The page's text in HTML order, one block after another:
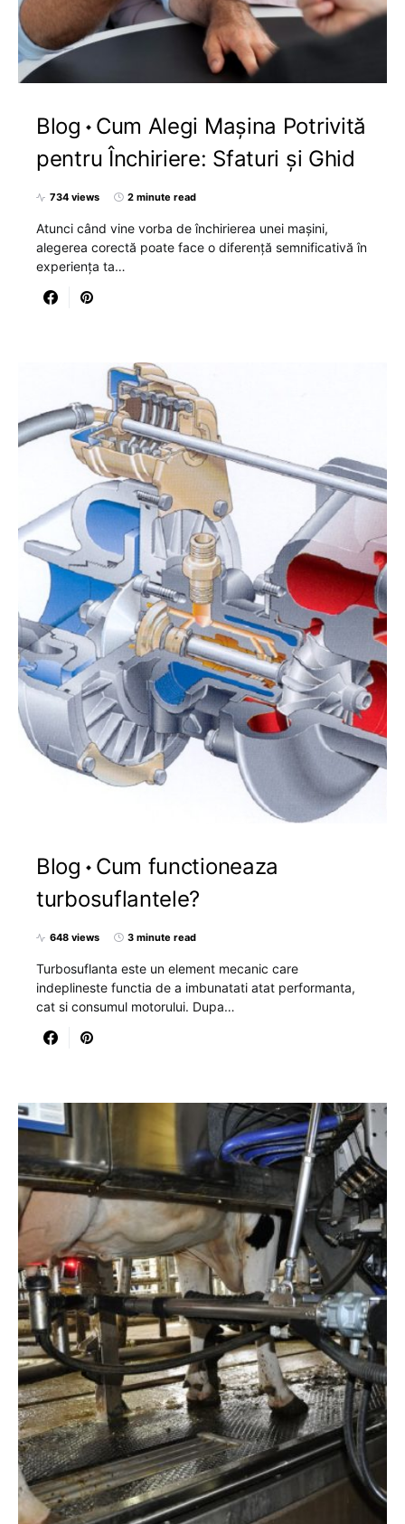
Blog
Cum Alegi Mașina Potrivită
pentru Închiriere: Sfaturi și Ghid
734 views 2 minute read
Atunci când vine vorba de închirierea unei mașini,
alegerea corectă poate face o diferență semnificativă în
experiența ta…
Blog
Cum functioneaza
turbosuflantele?
648 views 3 minute read
Turbosuflanta este un element mecanic care
indeplineste functia de a imbunatati atat performanta,
cat si consumul motorului. Dupa…